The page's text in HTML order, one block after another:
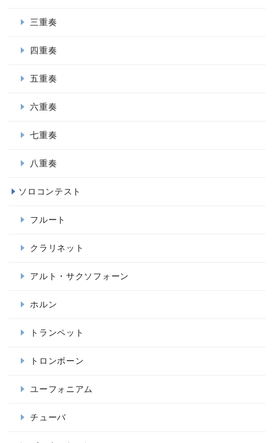
三重奏
四重奏
五重奏
六重奏
七重奏
八重奏
ソロコンテスト
フルート
クラリネット
アルト・サクソフォーン
ホルン
トランペット
トロンボーン
ユーフォニアム
チューバ